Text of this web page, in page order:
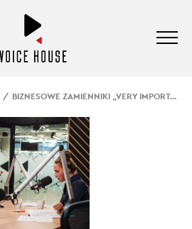
BIZNESOWE ZAMIENNIKI „VERY IMPORTANT” CLASSIC #8